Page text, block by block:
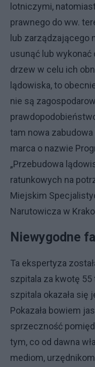
lotniczymi,
prawnego do ww.
lub zarządzającego
usunąć lub
drzew w celu ich
lądowiska, to
nie są
tam nowa
marca o nazwie
„Przebudowa
ratunkowych na
Miejskim
Narutowicza w
Niewygodne
Ta ekspertyza
szpitala za kwotę 55
szpitala okazała się
Pokazała bowiem
sprzeczność
tym, co od dawna
mediom,